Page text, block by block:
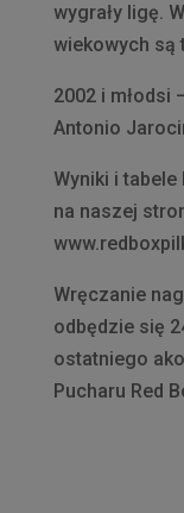
wygrały ligę.
wiekowych są
2002 i młodsi
Antonio
Wyniki i
na naszej
Wręczanie
odbędzie się
ostatniego
Pucharu Red